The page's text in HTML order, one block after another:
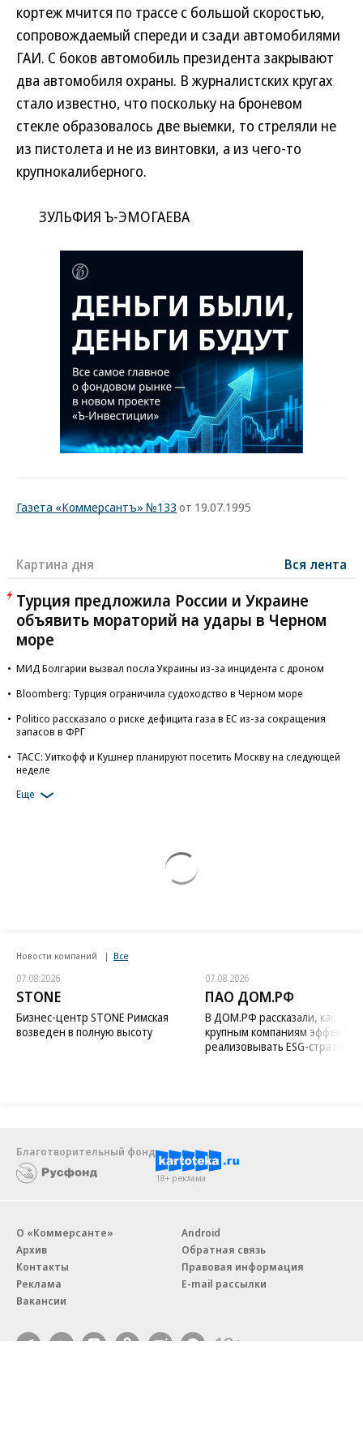
кортеж мчится по трассе с большой скоростью,
сопровождаемый спереди и сзади автомобилями
ГАИ. С боков автомобиль президента закрывают
два автомобиля охраны. В журналистских кругах
стало известно, что поскольку на броневом
стекле образовалось две выемки, то стреляли не
из пистолета и не из винтовки, а из чего-то
крупнокалиберного.
ЗУЛЬФИЯ Ъ-ЭМОГАЕВА
Газета «Коммерсантъ» №133 от 19.07.1995
Картина дня Вся лента
Турция предложила России и Украине
объявить мораторий на удары в Черном
море
МИД Болгарии вызвал посла Украины из-за инцидента с дроном
Bloomberg: Турция ограничила судоходство в Черном море
Politico рассказало о риске дефицита газа в ЕС из-за сокращения
запасов в ФРГ
ТАСС: Уиткофф и Кушнер планируют посетить Москву на следующей
неделе
Еще
Новости компаний Все
07.08.2026
STONE
Бизнес-центр STONE Римская
возведен в полную высоту
07.08.2026
ПАО ДОМ.РФ
В ДОМ.РФ рассказали, как
крупным компаниям
реализовывать ESG-стратегию
Благотворительный фонд
18+ реклама
О «Коммерсанте»
Архив
Контакты
Реклама
Вакансии
Android
Обратная связь
Правовая информация
E-mail рассылки
18+